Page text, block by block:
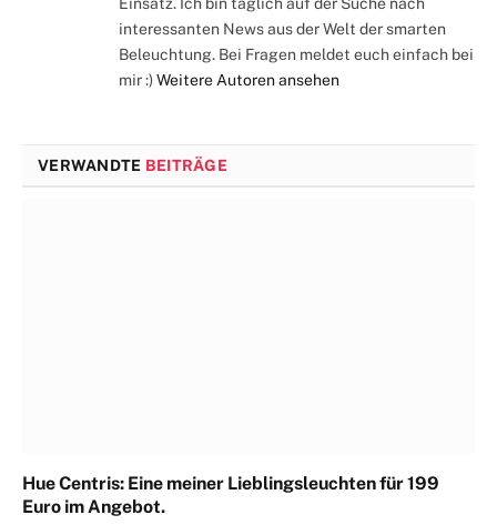
Einsatz. Ich bin täglich auf der Suche nach
interessanten News aus der Welt der smarten
Beleuchtung. Bei Fragen meldet euch einfach bei
mir :)Weitere Autoren ansehen
VERWANDTE BEITRÄGE
Hue Centris: Eine meiner Lieblingsleuchten für 199
Euro im Angebot.